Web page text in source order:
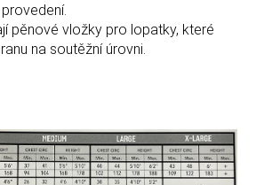
pěnové vložky pro lopatky, které
na soutěžní úrovni.